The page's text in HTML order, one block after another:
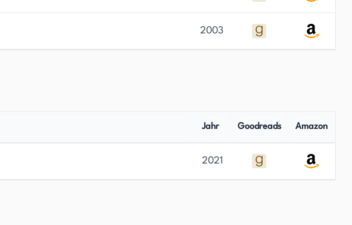
2003
Jahr Goodreads Amazon
2021